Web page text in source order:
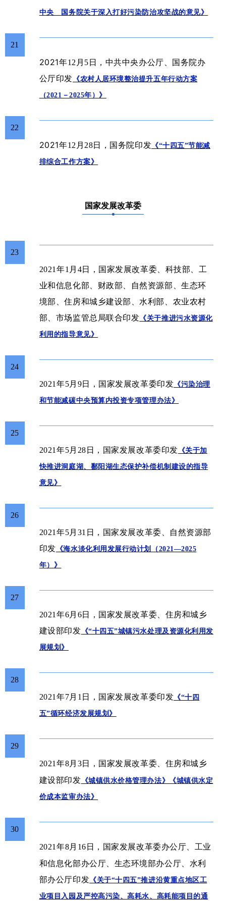
中央 国务院关于深入打好污染防治攻坚战的意见》
21
2021年12月5日
，中共中央办公厅、国务院办
公厅印发 《农村人居环境整治提升五年行动方案
（2021－2025年）》
22
2021年12月28日 ，国务院印发 《“十四五”节能减
排综合工作方案》
国家发展改革委
23
2021年1月4日，国家发展改革委、科技部、工
业和信息化部、财政部、自然资源部、生态环
境部、住房和城乡建设部、水利部、农业农村
部、市场监管总局联合印发 《关于推进污水资源化
利用的指导意见》
24
2021年5月9日，国家发展改革委印发 《污染治理
和节能减碳中央预算内投资专项管理办法》
25
2021年5月28日，国家发展改革委印发 《关于加
快推进洞庭湖、鄱阳湖生态保护补偿机制建设的指导
意见》
26
2021年5月31日，国家发展改革委、自然资源部
印发 《海水淡化利用发展行动计划（2021—2025
年）》
27
2021年6月6日，国家发展改革委、住房和城乡
建设部印发 《“十四五”城镇污水处理及资源化利用发
展规划》
28
2021年7月1日，国家发展改革委印发 《“十四
五”循环经济发展规划》
29
2021年8月3日，国家发展改革委、 住房和城乡
建设部印发 《城镇供水价格管理办法》《城镇供水定
价成本监审办法》
30
2021年8月16日，国家发展改革委办公厅、 工业
和信息化部办公厅、 生态环境部办公厅、 水利
部办公厅印发 《关于“十四五”推进沿黄重点地区工
业项目入园及严控高污染、高耗水、高耗能项目的通